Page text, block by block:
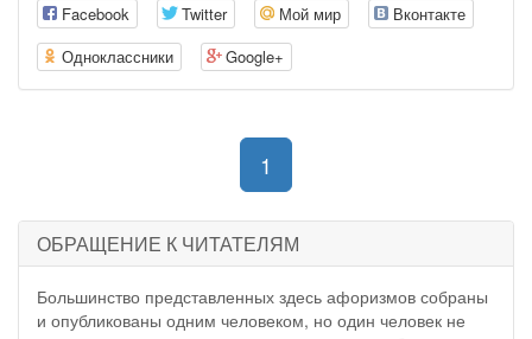
Facebook Twitter Мой мир
Вконтакте
Одноклассники
Google+
1
ОБРАЩЕНИЕ К ЧИТАТЕЛЯМ
Большинство представленных здесь афоризмов собраны
и опубликованы одним человеком, но один человек не